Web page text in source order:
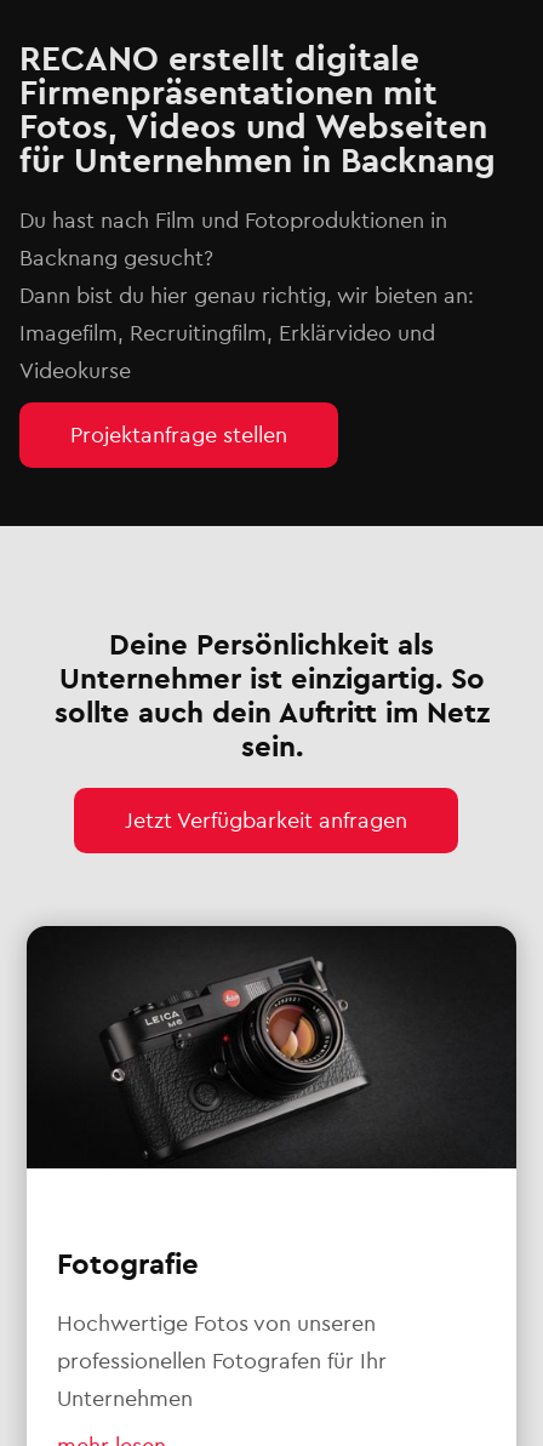
RECANO erstellt digitale
Firmenpräsentationen mit
Fotos, Videos und Webseiten
für Unternehmen in Backnang
Du hast nach Film und Fotoproduktionen in
Backnang gesucht?
Dann bist du hier genau richtig, wir bieten an:
Imagefilm, Recruitingfilm, Erklärvideo und
Videokurse
Projektanfrage stellen
Deine Persönlichkeit als
Unternehmer ist einzigartig. So
sollte auch dein Auftritt im Netz
sein.
Jetzt Verfügbarkeit anfragen
Fotografie
Hochwertige Fotos von unseren
professionellen Fotografen für Ihr
Unternehmen